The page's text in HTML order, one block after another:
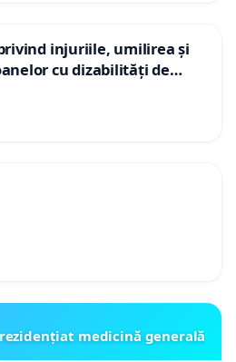
injuriile, umilirea și
cu dizabilități de
„Gorici”
medicină generală